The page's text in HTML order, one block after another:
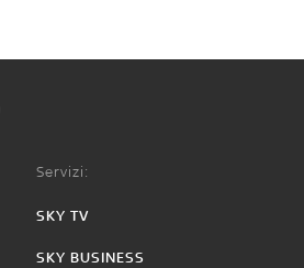
Servizi:
SKY TV
SKY BUSINESS